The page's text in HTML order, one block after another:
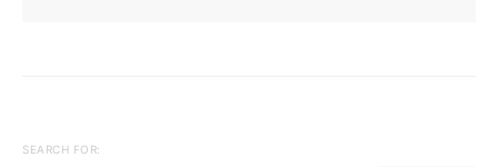
SEARCH FOR: